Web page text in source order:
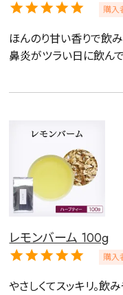
購入
ほんのり甘い香りで飲み
鼻炎がツラい日に飲んで
レモンバーム 100g
購入
やさしくてスッキリ。飲